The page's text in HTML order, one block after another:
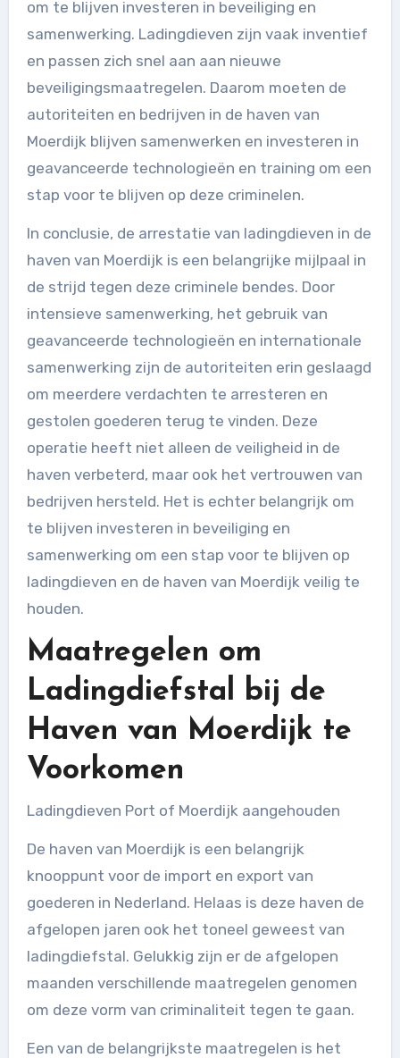
om te blijven investeren in beveiliging en
samenwerking. Ladingdieven zijn vaak inventief
en passen zich snel aan aan nieuwe
beveiligingsmaatregelen. Daarom moeten de
autoriteiten en bedrijven in de haven van
Moerdijk blijven samenwerken en investeren in
geavanceerde technologieën en training om een
stap voor te blijven op deze criminelen.
In conclusie, de arrestatie van ladingdieven in de
haven van Moerdijk is een belangrijke mijlpaal in
de strijd tegen deze criminele bendes. Door
intensieve samenwerking, het gebruik van
geavanceerde technologieën en internationale
samenwerking zijn de autoriteiten erin geslaagd
om meerdere verdachten te arresteren en
gestolen goederen terug te vinden. Deze
operatie heeft niet alleen de veiligheid in de
haven verbeterd, maar ook het vertrouwen van
bedrijven hersteld. Het is echter belangrijk om
te blijven investeren in beveiliging en
samenwerking om een stap voor te blijven op
ladingdieven en de haven van Moerdijk veilig te
houden.
Maatregelen om
Ladingdiefstal bij de
Haven van Moerdijk te
Voorkomen
Ladingdieven Port of Moerdijk aangehouden
De haven van Moerdijk is een belangrijk
knooppunt voor de import en export van
goederen in Nederland. Helaas is deze haven de
afgelopen jaren ook het toneel geweest van
ladingdiefstal. Gelukkig zijn er de afgelopen
maanden verschillende maatregelen genomen
om deze vorm van criminaliteit tegen te gaan.
Een van de belangrijkste maatregelen is het